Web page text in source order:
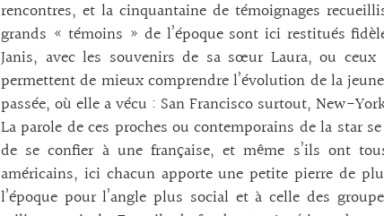
rencontres, et la cinquantaine de témoignages
grands « témoins » de l’époque sont ici restitués
Janis, avec les souvenirs de sa sœur Laura, ou ceux
permettent de mieux comprendre l’évolution de la
passée, où elle a vécu : San Francisco surtout, New-
La parole de ces proches ou contemporains de la star
de se confier à une française, et même s’ils ont
américains, ici chacun apporte une petite pierre de
l’époque pour l’angle plus social et à celle des